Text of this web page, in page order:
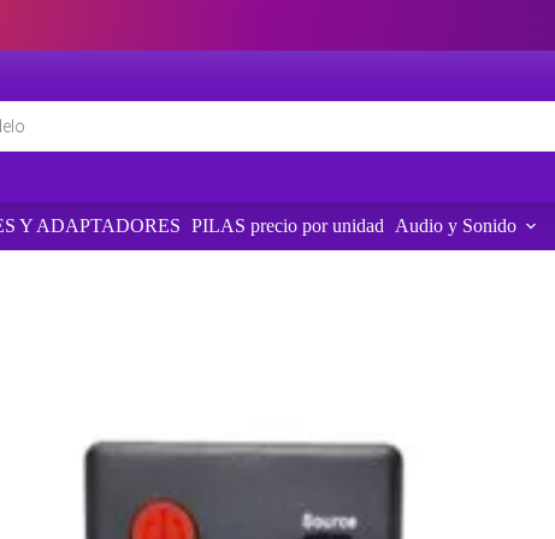
Y ADAPTADORES PILAS precio por unidad Audio y Sonido